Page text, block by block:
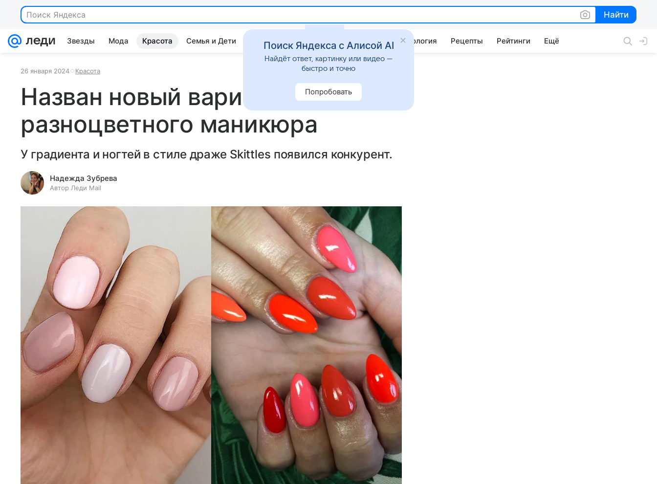
Поиск Яндекса Найти
Найти
Звезды Мода Красота Семья и Дети Дом Гороскопы Стиль жизни Психология Рецепты Рейтинги Ещё
26 января 2024 Красота
Назван новый вариант
разноцветного маникюра
У градиента и ногтей в стиле драже Skittles появился конкурент.
Надежда Зубрева
Автор Леди Mail
Поиск Яндекса с Алисой AI
Найдёт ответ, картинку или видео —
быстро и точно
Попробовать